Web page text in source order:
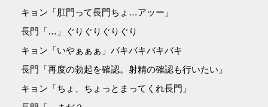
キョン「肛門って長門ちょ…アッー」
長門「…」ぐりぐりぐりぐり
キョン「いやぁぁぁ」バキバキバキバキ
長門「再度の勃起を確認。射精の確認も行いたい」
キョン「ちょ、ちょっとまってくれ長門」